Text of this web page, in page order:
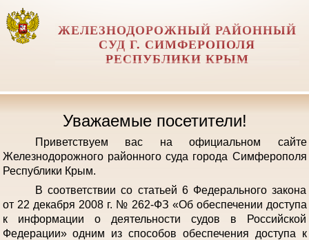
ЖЕЛЕЗНОДОРОЖНЫЙ РАЙОННЫЙ
СУД Г. СИМФЕРОПОЛЯ
РЕСПУБЛИКИ КРЫМ
Уважаемые посетители!
Приветствуем вас на официальном сайте
Железнодорожного районного суда города Симферополя
Республики Крым.
В соответствии со статьей 6 Федерального закона
от 22 декабря 2008 г. № 262-ФЗ «Об обеспечении доступа
к информации о деятельности судов в Российской
Федерации» одним из способов обеспечения доступа к